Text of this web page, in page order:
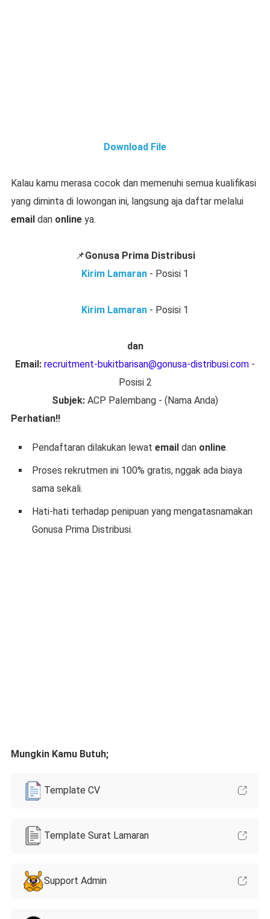
Download File
Kalau kamu merasa cocok dan memenuhi semua kualifikasi
yang diminta di lowongan ini, langsung aja daftar melalui
email dan online ya.
📌Gonusa Prima Distribusi
Kirim Lamaran - Posisi 1
Kirim Lamaran - Posisi 1
dan
Email: recruitment-bukitbarisan@gonusa-distribusi.com -
Posisi 2
Subjek: ACP Palembang - (Nama Anda)
Perhatian!!
Pendaftaran dilakukan lewat email dan online.
Proses rekrutmen ini 100% gratis, nggak ada biaya
sama sekali.
Hati-hati terhadap penipuan yang mengatasnamakan
Gonusa Prima Distribusi.
Mungkin Kamu Butuh;
Template CV
Template Surat Lamaran
Support Admin